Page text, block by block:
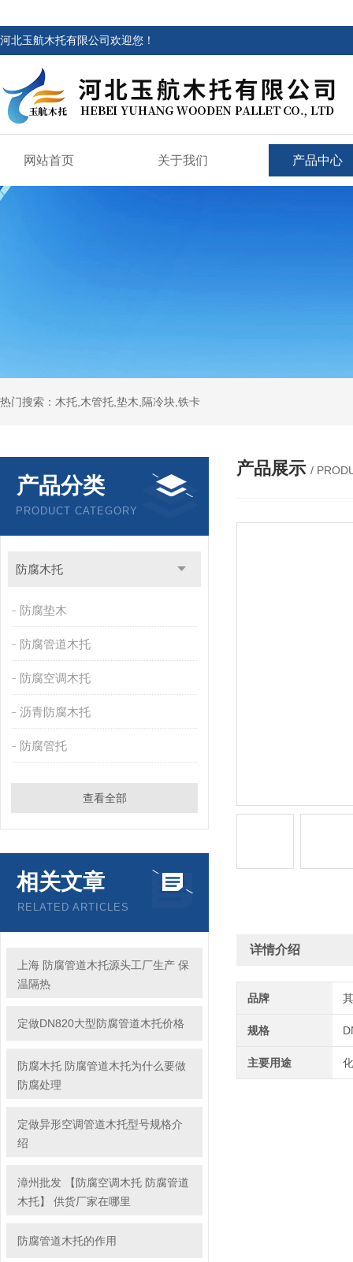
河北玉航木托有限公司欢迎您！
网站首页 关于我们 产品中心
热门搜索：木托,木管托,垫木,隔冷块,铁卡
产品分类
PRODUCT CATEGORY
防腐木托
防腐垫木
防腐管道木托
防腐空调木托
沥青防腐木托
防腐管托
查看全部
相关文章
RELATED ARTICLES
上海 防腐管道木托源头工厂生产 保
温隔热
定做DN820大型防腐管道木托价格
防腐木托 防腐管道木托为什么要做
防腐处理
定做异形空调管道木托型号规格介
绍
漳州批发 【防腐空调木托 防腐管道
木托】 供货厂家在哪里
防腐管道木托的作用
产品展示 /
详情介绍
品牌
规格
主要用途